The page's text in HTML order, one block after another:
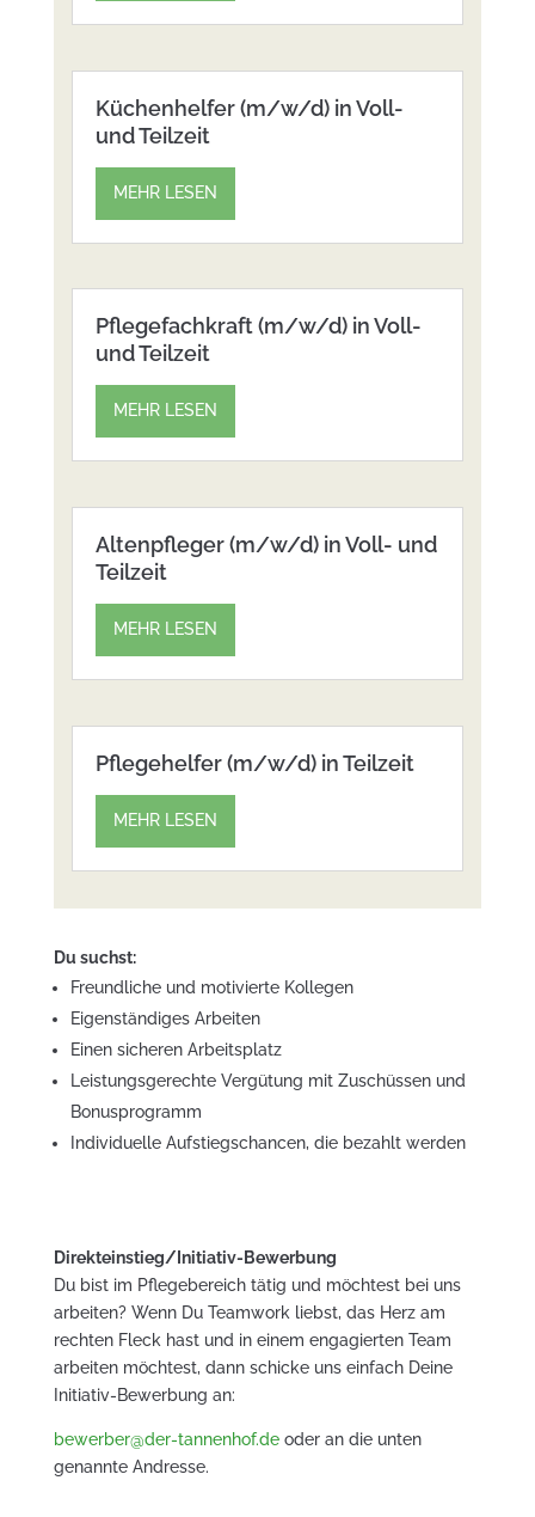
Küchenhelfer (m/w/d) in Voll-
und Teilzeit
MEHR LESEN
Pflegefachkraft (m/w/d) in Voll-
und Teilzeit
MEHR LESEN
Altenpfleger (m/w/d) in Voll- und
Teilzeit
MEHR LESEN
Pflegehelfer (m/w/d) in Teilzeit
MEHR LESEN
Du suchst:
Freundliche und motivierte Kollegen
Eigenständiges Arbeiten
Einen sicheren Arbeitsplatz
Leistungsgerechte Vergütung mit Zuschüssen und
Bonusprogramm
Individuelle Aufstiegschancen, die bezahlt werden
Direkteinstieg/Initiativ-Bewerbung
Du bist im Pflegebereich tätig und möchtest bei uns
arbeiten? Wenn Du Teamwork liebst, das Herz am
rechten Fleck hast und in einem engagierten Team
arbeiten möchtest, dann schicke uns einfach Deine
Initiativ-Bewerbung an:
bewerber@der-tannenhof.deoder an die unten
genannte Andresse.